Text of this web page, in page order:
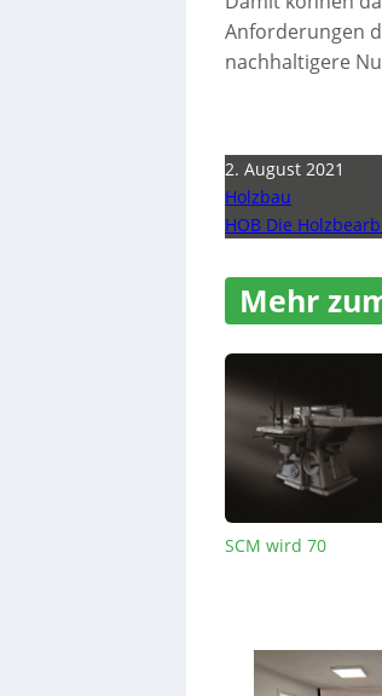
Anforderungen
nachhaltigere
2. August 2021
Holzbau
HOB Die
Mehr
SCM wird 70